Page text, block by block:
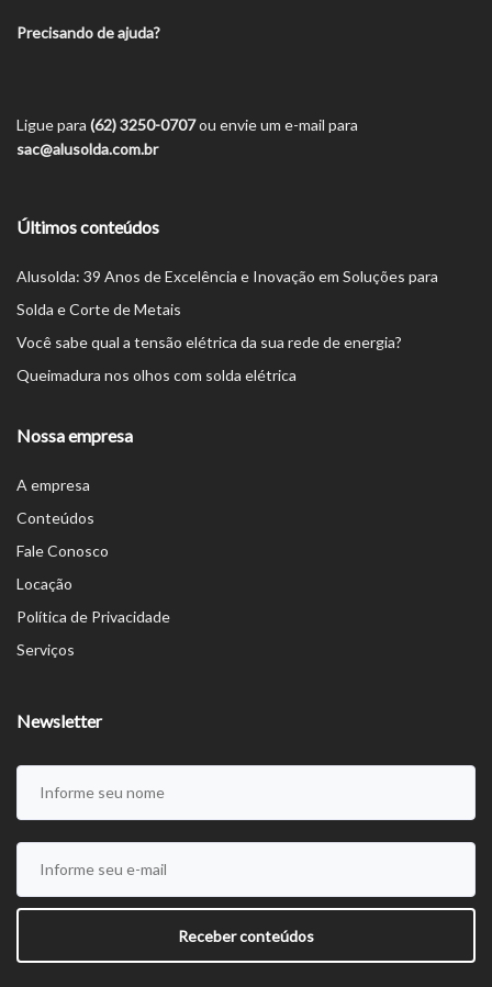
Precisando de ajuda?
Ligue para (62) 3250-0707ou envie um e-mail para
sac@alusolda.com.br
Últimos conteúdos
Alusolda: 39 Anos de Excelência e Inovação em Soluções para
Solda e Corte de Metais
Você sabe qual a tensão elétrica da sua rede de energia?
Queimadura nos olhos com solda elétrica
Nossa empresa
A empresa
Conteúdos
Fale Conosco
Locação
Política de Privacidade
Serviços
Newsletter